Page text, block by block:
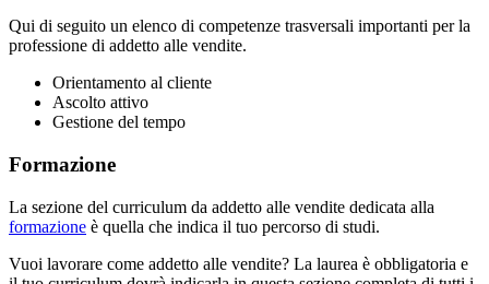
Qui di seguito un elenco di competenze trasversali importanti per la
professione di addetto alle vendite.
Orientamento al cliente
Ascolto attivo
Gestione del tempo
Formazione
La sezione del curriculum da addetto alle vendite dedicata alla
formazione è quella che indica il tuo percorso di studi.
Vuoi lavorare come addetto alle vendite? La laurea è obbligatoria e